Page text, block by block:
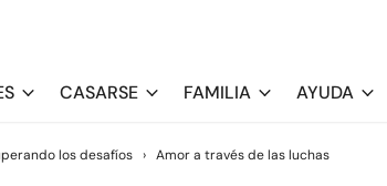
CASARSE FAMILIA AYUDA
los desafíos › Amor a través de las luchas